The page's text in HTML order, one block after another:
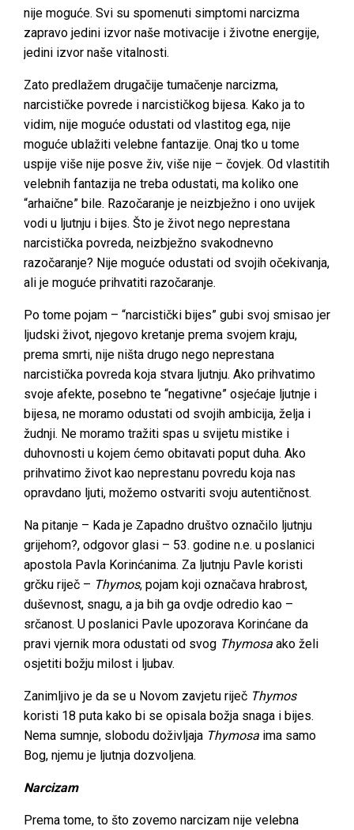
nije moguće. Svi su spomenuti simptomi narcizma
zapravo jedini izvor naše motivacije i životne energije,
jedini izvor naše vitalnosti.
Zato predlažem drugačije tumačenje narcizma,
narcističke povrede i narcističkog bijesa. Kako ja to
vidim, nije moguće odustati od vlastitog ega, nije
moguće ublažiti velebne fantazije. Onaj tko u tome
uspije više nije posve živ, više nije – čovjek. Od vlastitih
velebnih fantazija ne treba odustati, ma koliko one
“arhaične” bile. Razočaranje je neizbježno i ono uvijek
vodi u ljutnju i bijes. Što je život nego neprestana
narcistička povreda, neizbježno svakodnevno
razočaranje? Nije moguće odustati od svojih očekivanja,
ali je moguće prihvatiti razočaranje.
Po tome pojam – “narcistički bijes” gubi svoj smisao jer
ljudski život, njegovo kretanje prema svojem kraju,
prema smrti, nije ništa drugo nego neprestana
narcistička povreda koja stvara ljutnju. Ako prihvatimo
svoje afekte, posebno te “negativne” osjećaje ljutnje i
bijesa, ne moramo odustati od svojih ambicija, želja i
žudnji. Ne moramo tražiti spas u svijetu mistike i
duhovnosti u kojem ćemo obitavati poput duha. Ako
prihvatimo život kao neprestanu povredu koja nas
opravdano ljuti, možemo ostvariti svoju autentičnost.
Na pitanje – Kada je Zapadno društvo označilo ljutnju
grijehom?, odgovor glasi – 53. godine n.e. u poslanici
apostola Pavla Korinćanima. Za ljutnju Pavle koristi
grčku riječ – Thymos, pojam koji označava hrabrost,
duševnost, snagu, a ja bih ga ovdje odredio kao –
srčanost. U poslanici Pavle upozorava Korinćane da
pravi vjernik mora odustati od svog Thymosa ako želi
osjetiti božju milost i ljubav.
Zanimljivo je da se u Novom zavjetu riječ Thymos
koristi 18 puta kako bi se opisala božja snaga i bijes.
Nema sumnje, slobodu doživljaja Thymosa ima samo
Bog, njemu je ljutnja dozvoljena.
Narcizam
Prema tome, to što zovemo narcizam nije velebna